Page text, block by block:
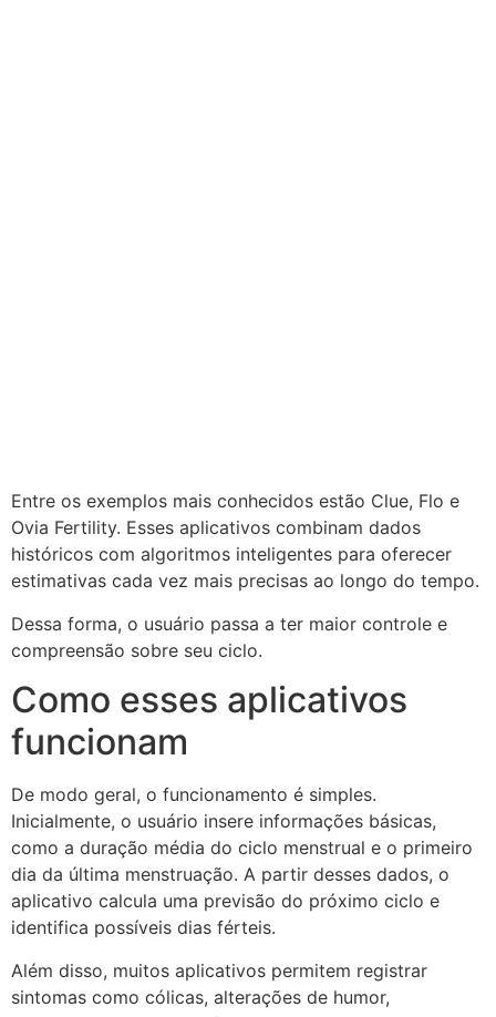
Entre os exemplos mais conhecidos estão Clue, Flo e
Ovia Fertility. Esses aplicativos combinam dados
históricos com algoritmos inteligentes para oferecer
estimativas cada vez mais precisas ao longo do tempo.
Dessa forma, o usuário passa a ter maior controle e
compreensão sobre seu ciclo.
Como esses aplicativos
funcionam
De modo geral, o funcionamento é simples.
Inicialmente, o usuário insere informações básicas,
como a duração média do ciclo menstrual e o primeiro
dia da última menstruação. A partir desses dados, o
aplicativo calcula uma previsão do próximo ciclo e
identifica possíveis dias férteis.
Além disso, muitos aplicativos permitem registrar
sintomas como cólicas, alterações de humor,